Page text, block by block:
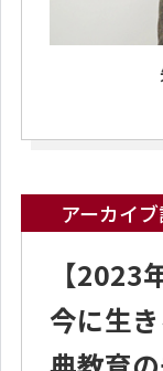
アーカイ
【2023
今に生